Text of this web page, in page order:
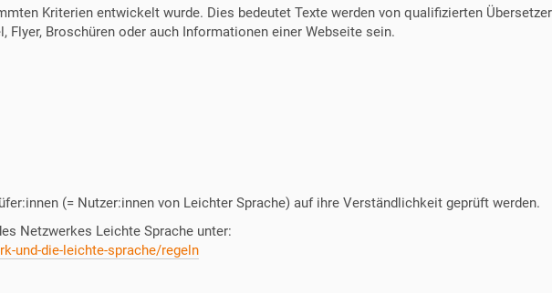
Kriterien entwickelt wurde. Dies bedeutet Texte werden von qualifizierten
Broschüren oder auch Informationen einer Webseite sein.
(= Nutzer:innen von Leichter Sprache) auf ihre Verständlichkeit geprüft werden.
Netzwerkes Leichte Sprache unter:
und-die-leichte-sprache/regeln